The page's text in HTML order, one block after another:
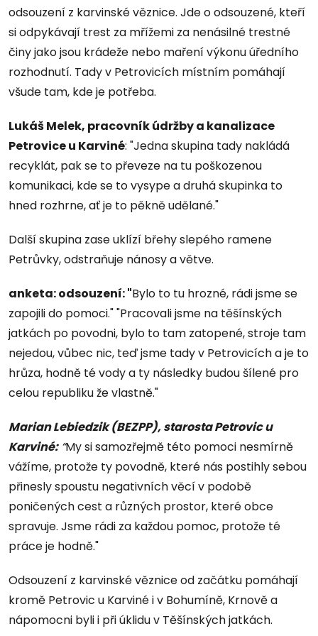
odsouzení z karvinské věznice. Jde o odsouzené, kteří
si odpykávají trest za mřížemi za nenásilné trestné
činy jako jsou krádeže nebo maření výkonu úředního
rozhodnutí. Tady v Petrovicích místním pomáhají
všude tam, kde je potřeba.
Lukáš Melek, pracovník údržby a kanalizace
Petrovice u Karviné: "Jedna skupina tady nakládá
recyklát, pak se to převeze na tu poškozenou
komunikaci, kde se to vysype a druhá skupinka to
hned rozhrne, ať je to pěkně udělané."
Další skupina zase uklízí břehy slepého ramene
Petrůvky, odstraňuje nánosy a větve.
anketa: odsouzení: "Bylo to tu hrozné, rádi jsme se
zapojili do pomoci." "Pracovali jsme na těšínských
jatkách po povodni, bylo to tam zatopené, stroje tam
nejedou, vůbec nic, teď jsme tady v Petrovicích a je to
hrůza, hodně té vody a ty následky budou šílené pro
celou republiku že vlastně."
Marian Lebiedzik (BEZPP), starosta Petrovic u
Karviné:“My si samozřejmě této pomoci nesmírně
vážíme, protože ty povodně, které nás postihly sebou
přinesly spoustu negativních věcí v podobě
poničených cest a různých prostor, které obce
spravuje. Jsme rádi za každou pomoc, protože té
práce je hodně."
Odsouzení z karvinské věznice od začátku pomáhají
kromě Petrovic u Karviné i v Bohumíně, Krnově a
nápomocni byli i při úklidu v Těšínských jatkách.